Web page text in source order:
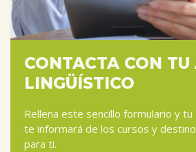
CONTACTA CON TU
LINGÜÍSTICO
Rellena este sencillo formulario y
te informará de los cursos y
para ti.